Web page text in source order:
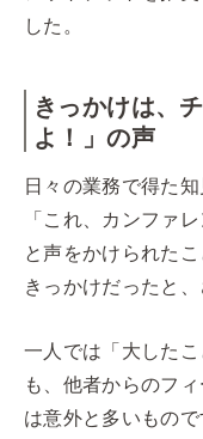
した。
きっかけは、
よ！」の声
日々の業務で得た
「これ、カンファ
と声をかけられた
きっかけだったと
一人では「大した
も、他者からのフ
は意外と多いもので